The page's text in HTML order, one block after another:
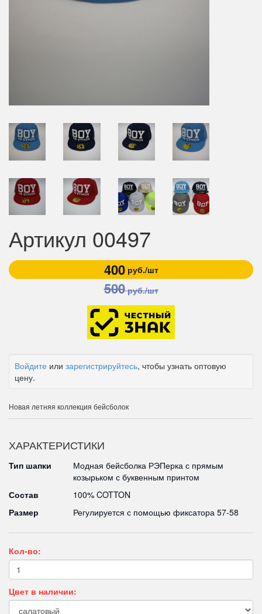
Артикул 00497
400руб./шт
500руб./шт
Войдите или зарегистрируйтесь, чтобы узнать оптовую
цену.
Новая летняя коллекция бейсболок
ХАРАКТЕРИСТИКИ
Тип шапки
Модная бейсболка РЭПерка с прямым
козырьком с буквенным принтом
Состав
100% COTTON
Размер
Регулируется с помощью фиксатора 57-58
Кол-во:
Цвет в наличии: